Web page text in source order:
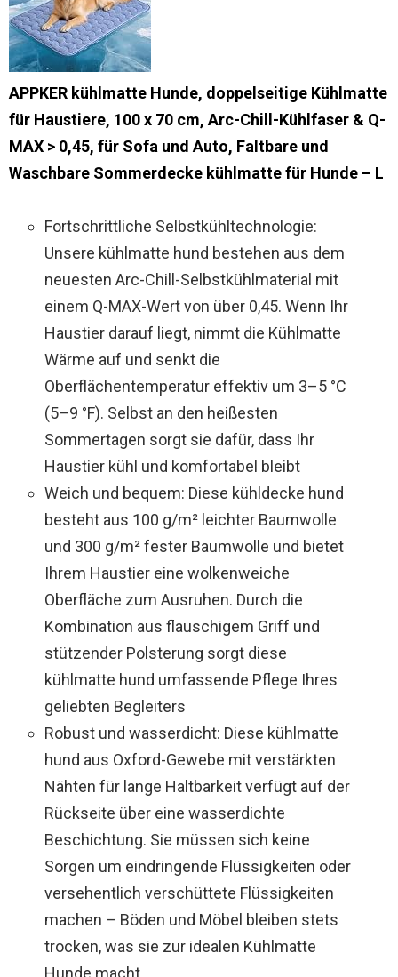
APPKER kühlmatte Hunde, doppelseitige Kühlmatte
für Haustiere, 100 x 70 cm, Arc-Chill-Kühlfaser & Q-
MAX > 0,45, für Sofa und Auto, Faltbare und
Waschbare Sommerdecke kühlmatte für Hunde – L
Fortschrittliche Selbstkühltechnologie:
Unsere kühlmatte hund bestehen aus dem
neuesten Arc-Chill-Selbstkühlmaterial mit
einem Q-MAX-Wert von über 0,45. Wenn Ihr
Haustier darauf liegt, nimmt die Kühlmatte
Wärme auf und senkt die
Oberflächentemperatur effektiv um 3–5 °C
(5–9 °F). Selbst an den heißesten
Sommertagen sorgt sie dafür, dass Ihr
Haustier kühl und komfortabel bleibt
Weich und bequem: Diese kühldecke hund
besteht aus 100 g/m² leichter Baumwolle
und 300 g/m² fester Baumwolle und bietet
Ihrem Haustier eine wolkenweiche
Oberfläche zum Ausruhen. Durch die
Kombination aus flauschigem Griff und
stützender Polsterung sorgt diese
kühlmatte hund umfassende Pflege Ihres
geliebten Begleiters
Robust und wasserdicht: Diese kühlmatte
hund aus Oxford-Gewebe mit verstärkten
Nähten für lange Haltbarkeit verfügt auf der
Rückseite über eine wasserdichte
Beschichtung. Sie müssen sich keine
Sorgen um eindringende Flüssigkeiten oder
versehentlich verschüttete Flüssigkeiten
machen – Böden und Möbel bleiben stets
trocken, was sie zur idealen Kühlmatte
Hunde macht